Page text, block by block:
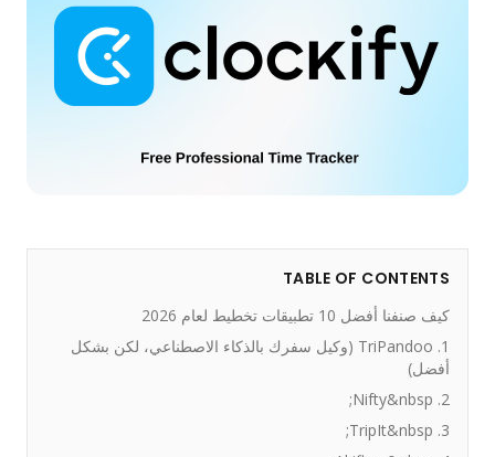
TABLE OF CONTENTS
كيف صنفنا أفضل 10 تطبيقات تخطيط لعام 2026
1. TriPandoo (وكيل سفرك بالذكاء الاصطناعي، لكن بشكل
أفضل)
2. Nifty&nbsp;
3. TripIt&nbsp;